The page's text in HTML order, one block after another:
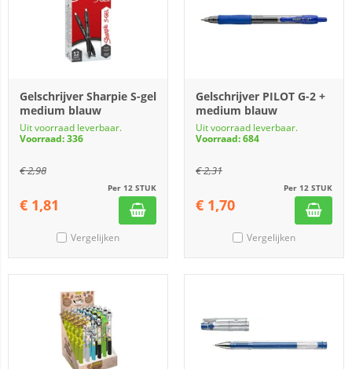
Gelschrijver Sharpie S-gel
medium blauw
Uit voorraad leverbaar.
Voorraad: 336
€2,98
Per 12 STUK
€ 1,81
Vergelijken
Gelschrijver PILOT G-2 +
medium blauw
Uit voorraad leverbaar.
Voorraad: 684
€2,31
Per 12 STUK
€ 1,70
Vergelijken